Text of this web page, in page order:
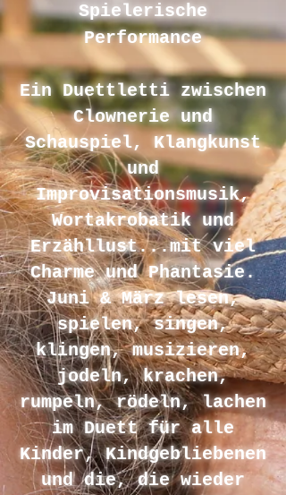
Spielerische
Performance
Ein Duettletti zwischen
Clownerie und
Schauspiel, Klangkunst
und
Improvisationsmusik,
Wortakrobatik und
Erzähllust...mit viel
Charme und Phantasie.
Juni & März lesen,
spielen, singen,
klingen, musizieren,
jodeln, krachen,
rumpeln, rödeln, lachen
im Duett für alle
Kinder, Kindgebliebenen
und die, die wieder